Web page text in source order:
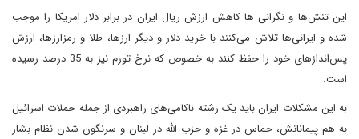
این تنش‌ها و نگرانی ها کاهش ارزش ریال ایران در برابر دلار امریکا را موجب
شده و ایرانی‌ها تلاش می‌کنند با خرید دلار و دیگر ارزها، طلا و رمزارزها، ارزش
پس‌اندازهای خود را حفظ کنند به خصوص که نرخ تورم نیز به 35 درصد رسیده
است.
به این مشکلات ایران باید یک رشته ناکامی‌های راهبردی از جمله حملات اسرائیل
به هم پیمانانش، حماس در غزه و حزب الله در لبنان و سرنگون شدن نظام بشار